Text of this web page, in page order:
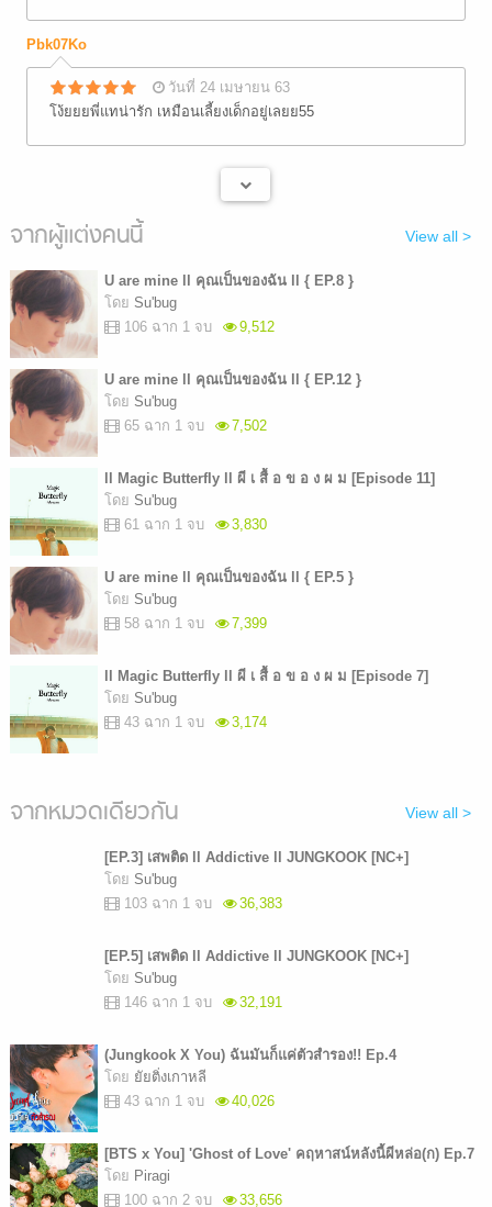
Pbk07Ko
วันที่ 24 เมษายน 63
โง้ยยยพี่แทน่ารัก เหมือนเลี้ยงเด็กอยู่เลยย55
จากผู้แต่งคนนี้ View all >
U are mine ll คุณเป็นของฉัน ll { EP.8 }
โดย Su'bug
106 ฉาก 1 จบ
9,512
U are mine ll คุณเป็นของฉัน ll { EP.12 }
โดย Su'bug
65 ฉาก 1 จบ
7,502
ll Magic Butterfly ll ผี เ สื้ อ ข อ ง ผ ม [Episode 11]
โดย Su'bug
61 ฉาก 1 จบ
3,830
U are mine ll คุณเป็นของฉัน ll { EP.5 }
โดย Su'bug
58 ฉาก 1 จบ
7,399
ll Magic Butterfly ll ผี เ สื้ อ ข อ ง ผ ม [Episode 7]
โดย Su'bug
43 ฉาก 1 จบ
3,174
จากหมวดเดียวกัน View all >
[EP.3] เสพติด ll Addictive ll JUNGKOOK [NC+]
โดย Su'bug
103 ฉาก 1 จบ
36,383
[EP.5] เสพติด ll Addictive ll JUNGKOOK [NC+]
โดย Su'bug
146 ฉาก 1 จบ
32,191
(Jungkook X You) ฉันมันก็แค่ตัวสำรอง!! Ep.4
โดย ยัยติ่งเกาหลี
43 ฉาก 1 จบ
40,026
[BTS x You] 'Ghost of Love' คฤหาสน์หลังนี้ผีหล่อ(ก) Ep.7
โดย Piragi
100 ฉาก 2 จบ
33,656